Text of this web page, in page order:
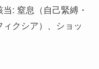
: 窒息（自己緊縛・
クシア）、ショッ